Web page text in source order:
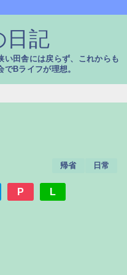
日記
い田舎には戻らず、これからも
Bライフが理想。
帰省
日常
P L